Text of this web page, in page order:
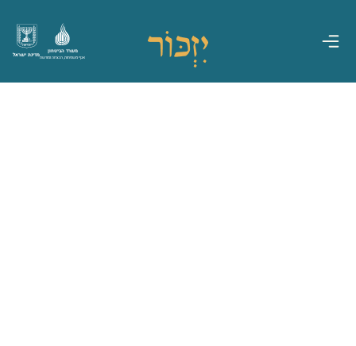
מדינת ישראל
משרד הביטחון
אגף משפחות, הנצחה ומורשת